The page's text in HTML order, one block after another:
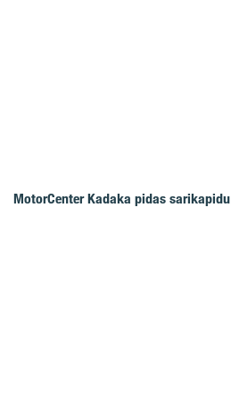
MotorCenter Kadaka pidas sarikapidu